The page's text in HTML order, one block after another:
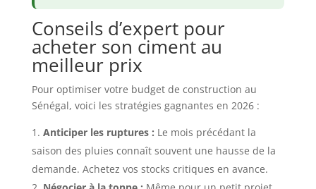
Conseils d’expert pour
acheter son ciment au
meilleur prix
Pour optimiser votre budget de construction au
Sénégal, voici les stratégies gagnantes en 2026 :
Anticiper les ruptures : Le mois précédant la
saison des pluies connaît souvent une hausse de la
demande. Achetez vos stocks critiques en avance.